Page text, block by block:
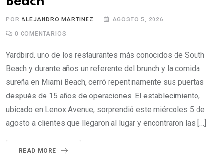
PORALEJANDRO MARTINEZ AGOSTO 5, 2026
0 COMENTARIOS
Yardbird, uno de los restaurantes más conocidos de South
Beach y durante años un referente del brunch y la comida
sureña en Miami Beach, cerró repentinamente sus puertas
después de 15 años de operaciones. El establecimiento,
ubicado en Lenox Avenue, sorprendió este miércoles 5 de
agosto a clientes que llegaron al lugar y encontraron las […]
READ MORE